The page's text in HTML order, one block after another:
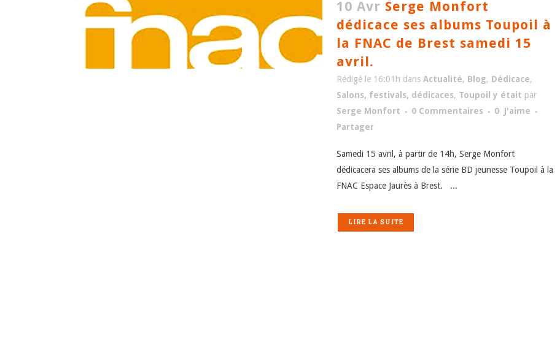
10 Avr Serge Monfort
dédicace ses albums Toupoil à
la FNAC de Brest samedi 15
avril.
Rédigé le 16:01h dans Actualité, Blog, Dédicace,
Salons, festivals, dédicaces, Toupoil y était par
Serge Monfort
0 Commentaires 0 J'aime
Partager
Samedi 15 avril, à partir de 14h, Serge Monfort
dédicacera ses albums de la série BD jeunesse Toupoil à la
FNAC Espace Jaurès à Brest. ...
LIRE LA SUITE